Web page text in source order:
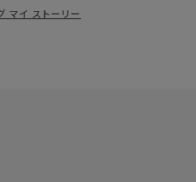
マイ ストーリー